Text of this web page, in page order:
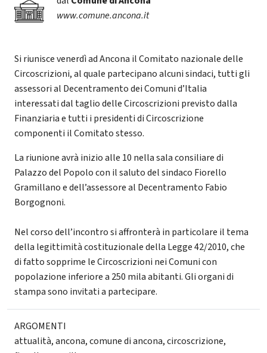
www.comune.ancona.it
Si riunisce venerdì ad Ancona il Comitato nazionale delle
Circoscrizioni, al quale partecipano alcuni sindaci, tutti gli
assessori al Decentramento dei Comuni d’Italia
interessati dal taglio delle Circoscrizioni previsto dalla
Finanziaria e tutti i presidenti di Circoscrizione
componenti il Comitato stesso.
La riunione avrà inizio alle 10 nella sala consiliare di
Palazzo del Popolo con il saluto del sindaco Fiorello
Gramillano e dell’assessore al Decentramento Fabio
Borgognoni.
Nel corso dell’incontro si affronterà in particolare il tema
della legittimità costituzionale della Legge 42/2010, che
di fatto sopprime le Circoscrizioni nei Comuni con
popolazione inferiore a 250 mila abitanti. Gli organi di
stampa sono invitati a partecipare.
ARGOMENTI
attualità,ancona,comune di ancona,circoscrizione,